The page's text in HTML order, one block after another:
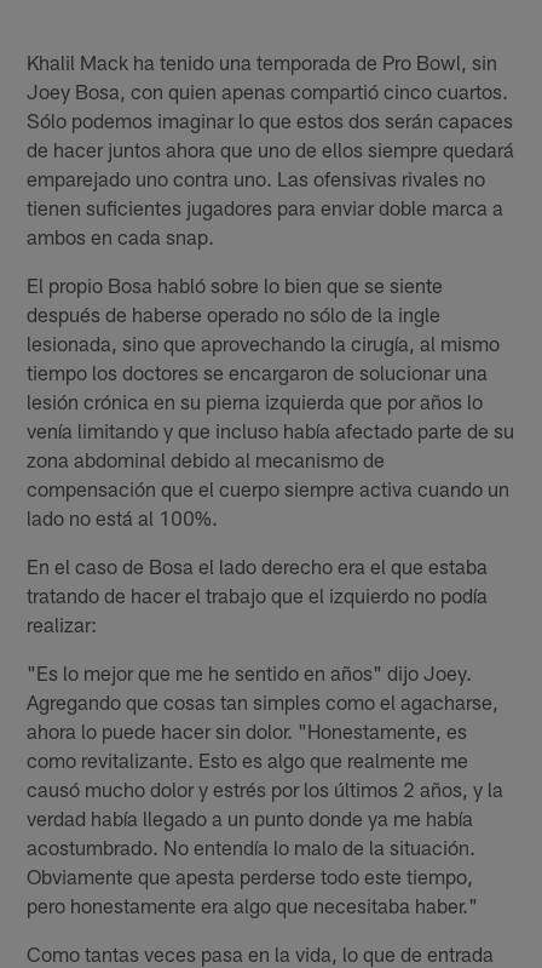
Khalil Mack ha tenido una temporada de Pro Bowl, sin
Joey Bosa, con quien apenas compartió cinco cuartos.
Sólo podemos imaginar lo que estos dos serán capaces
de hacer juntos ahora que uno de ellos siempre quedará
emparejado uno contra uno. Las ofensivas rivales no
tienen suficientes jugadores para enviar doble marca a
ambos en cada snap.
El propio Bosa habló sobre lo bien que se siente
después de haberse operado no sólo de la ingle
lesionada, sino que aprovechando la cirugía, al mismo
tiempo los doctores se encargaron de solucionar una
lesión crónica en su pierna izquierda que por años lo
venía limitando y que incluso había afectado parte de su
zona abdominal debido al mecanismo de
compensación que el cuerpo siempre activa cuando un
lado no está al 100%.
En el caso de Bosa el lado derecho era el que estaba
tratando de hacer el trabajo que el izquierdo no podía
realizar:
"Es lo mejor que me he sentido en años" dijo Joey.
Agregando que cosas tan simples como el agacharse,
ahora lo puede hacer sin dolor. "Honestamente, es
como revitalizante. Esto es algo que realmente me
causó mucho dolor y estrés por los últimos 2 años, y la
verdad había llegado a un punto donde ya me había
acostumbrado. No entendía lo malo de la situación.
Obviamente que apesta perderse todo este tiempo,
pero honestamente era algo que necesitaba haber."
Como tantas veces pasa en la vida, lo que de entrada